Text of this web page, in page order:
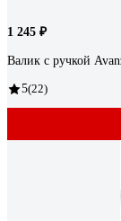
1 245 ₽
Валик с ручкой
5(22)